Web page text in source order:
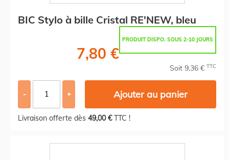
BIC Stylo à bille Cristal RE'NEW, bleu
PRODUIT DISPO. SOUS 2-10 JOURS
7,80 €
Soit 9,36 € TTC
- + Ajouter au panier
Livraison offerte dès 49,00 €TTC !